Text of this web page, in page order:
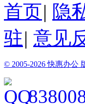
首页| 隐
驻| 意见
© 2005-2026 快惠办公